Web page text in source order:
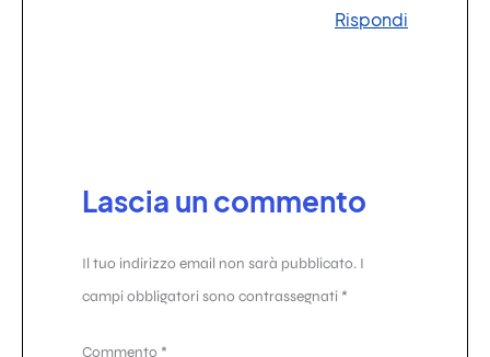
Rispondi
Lascia un commento
Il tuo indirizzo email non sarà pubblicato. I
campi obbligatori sono contrassegnati *
Commento *